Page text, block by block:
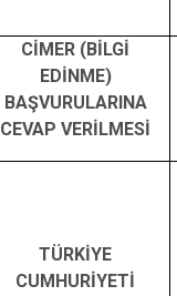
CİMER (BİLGİ
EDİNME)
BAŞVURULARINA
CEVAP VERİLMESİ
TÜRKİYE
CUMHURİYETİ